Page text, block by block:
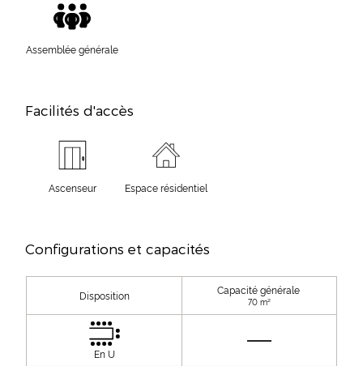
Assemblée générale
Facilités d'accès
Ascenseur Espace résidentiel
Configurations et capacités
Disposition Capacité générale
70 m²
En U